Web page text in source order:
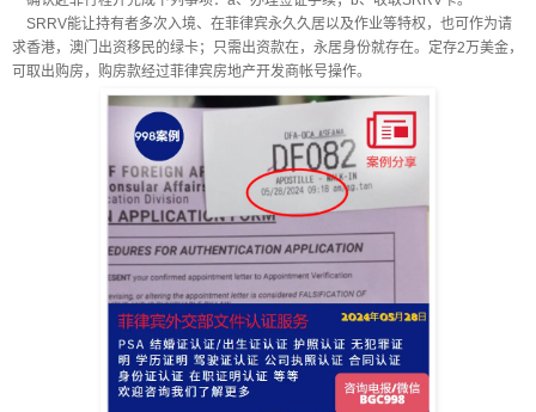
SRRV能让持有者多次入境、在菲律宾永久久居以及作业等特权，也可作为请
求香港，澳门出资移民的绿卡；只需出资款在，永居身份就存在。定存2万美金，
可取出购房，购房款经过菲律宾房地产开发商帐号操作。